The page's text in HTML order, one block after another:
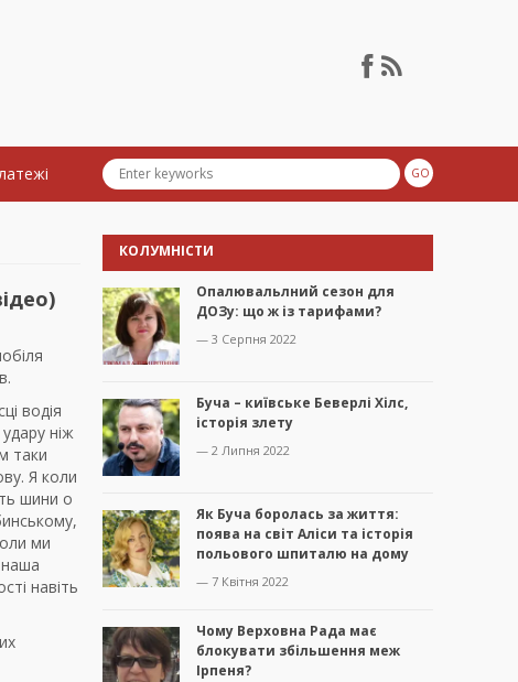
водія
ніж
таки
Я коли
шини о
ми
навіть
КОЛУМНІСТИ
Опалювальлний сезон для
ДОЗу: що ж із тарифами?
— 3 Серпня 2022
Буча – київське Беверлі Хілс,
історія злету
— 2 Липня 2022
Як Буча боролась за життя:
поява на світ Аліси та історія
польового шпиталю на дому
— 7 Квітня 2022
Чому Верховна Рада має
блокувати збільшення меж
Ірпеня?